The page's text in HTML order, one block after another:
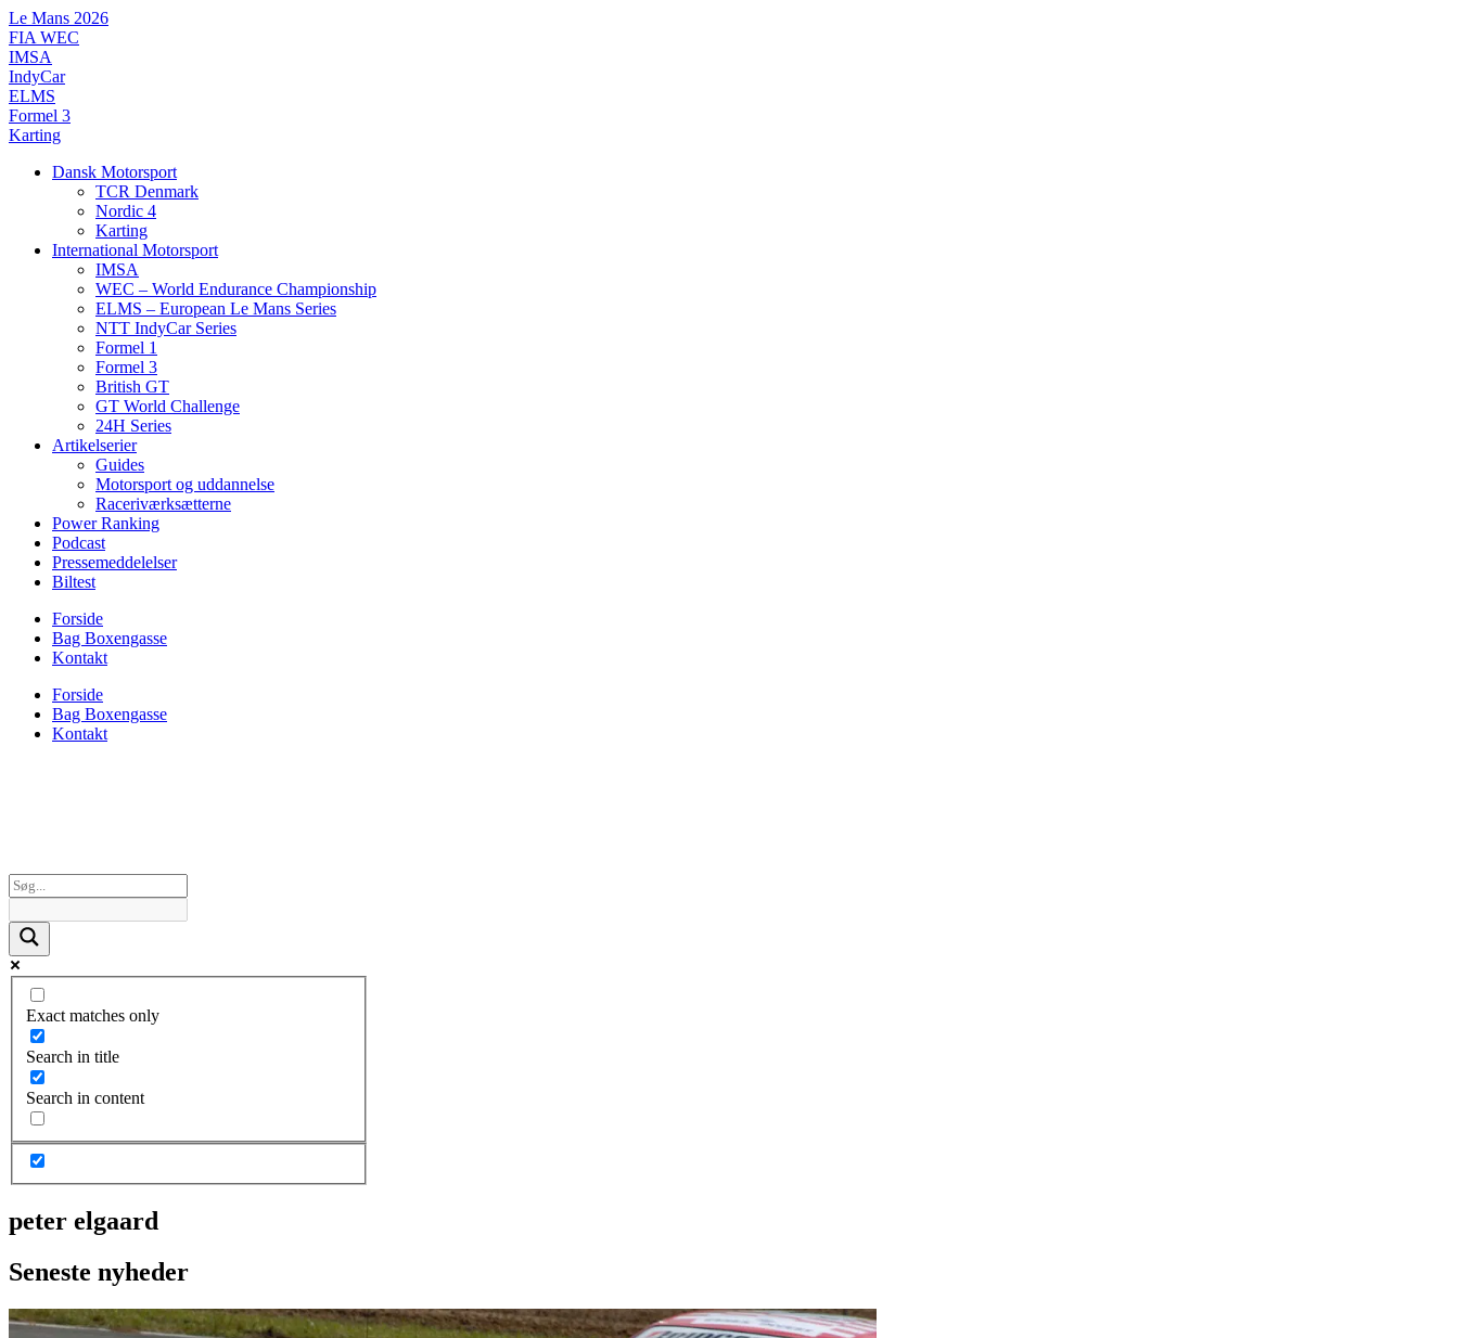
Videre
til
indhold
Le Mans 2026
FIA WEC
IMSA
IndyCar
ELMS
Formel 3
Karting
Dansk Motorsport
TCR Denmark
Nordic 4
Karting
International Motorsport
IMSA
WEC – World Endurance Championship
ELMS – European Le Mans Series
NTT IndyCar Series
Formel 1
Formel 3
British GT
GT World Challenge
24H Series
Artikelserier
Guides
Motorsport og uddannelse
Raceriværksætterne
Power Ranking
Podcast
Pressemeddelelser
Biltest
Forside
Bag Boxengasse
Kontakt
Forside
Bag Boxengasse
Kontakt
Exact matches only
Search in title
Search in content
peter elgaard
Seneste nyheder